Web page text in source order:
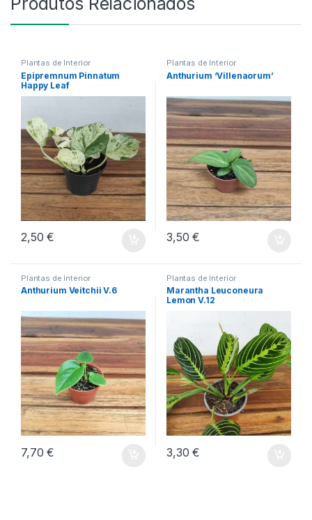
Plantas de Interior
Epipremnum Pinnatum
Happy Leaf
2,50€
Plantas de Interior
Anthurium ‘Villenaorum’
3,50€
Plantas de Interior
Anthurium Veitchii V.6
7,70€
Plantas de Interior
Marantha Leuconeura
Lemon V.12
3,30€